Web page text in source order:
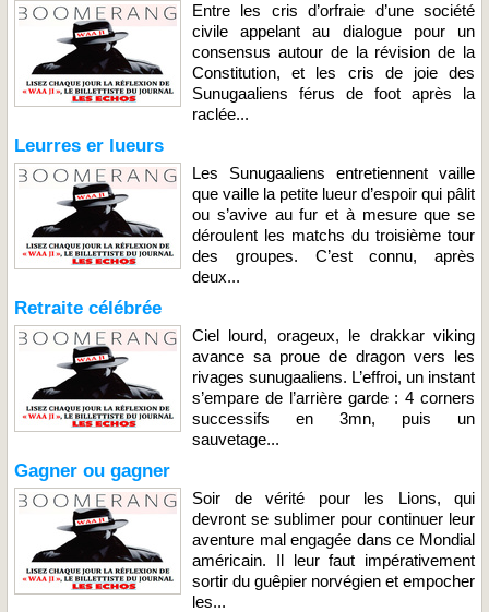
Entre les cris d’orfraie d’une société
civile appelant au dialogue pour un
consensus autour de la révision de la
Constitution, et les cris de joie des
Sunugaaliens férus de foot après la
raclée...
Leurres er lueurs
Les Sunugaaliens entretiennent vaille
que vaille la petite lueur d’espoir qui pâlit
ou s’avive au fur et à mesure que se
déroulent les matchs du troisième tour
des groupes. C’est connu, après
deux...
Retraite célébrée
Ciel lourd, orageux, le drakkar viking
avance sa proue de dragon vers les
rivages sunugaaliens. L’effroi, un instant
s’empare de l’arrière garde : 4 corners
successifs en 3mn, puis un
sauvetage...
Gagner ou gagner
Soir de vérité pour les Lions, qui
devront se sublimer pour continuer leur
aventure mal engagée dans ce Mondial
américain. Il leur faut impérativement
sortir du guêpier norvégien et empocher
les...